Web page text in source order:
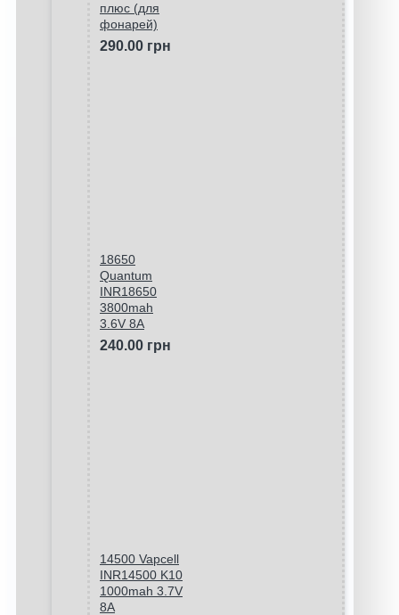
плюс (для
фонарей)
290.00 грн
18650
Quantum
INR18650
3800mah
3.6V 8A
240.00 грн
14500 Vapcell
INR14500 K10
1000mah 3.7V
8A